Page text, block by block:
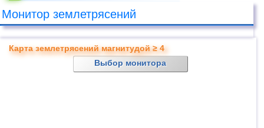
Монитор землетрясений
Карта землетрясений магнитудой ≥ 4
Выбор монитора